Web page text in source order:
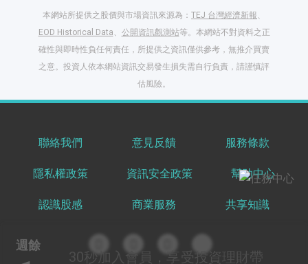
週餘
30秒加入會員，享受投資理財帶
本網站所提供之股價與市場資訊來源為： TEJ 台灣經濟新報、
EOD Historical Data、 公開資訊觀測站等。本網站不對資料之正
確性與即時性負任何責任，所提供之資訊僅供參考，無推介買賣
之意。投資人依本網站資訊交易發生損失需自行負責，請謹慎評
估風險。
聯絡我們 意見反饋 服務條款
隱私權政策 資訊安全政策 幫助中心
認識股感 商業服務 共享知識
出國就缺這咖？股